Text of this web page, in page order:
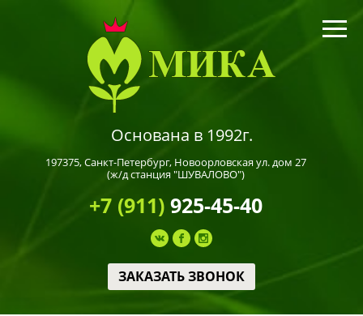
Основана в 1992г.
197375,Санкт-Петербург, Новоорловская ул. дом 27
(ж/д станция "ШУВАЛОВО")
+7 (911)925-45-40
ЗАКАЗАТЬ ЗВОНОК